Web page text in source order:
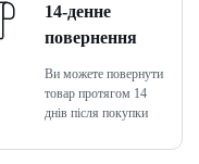
14-денне
повернення
Ви можете повернути
товар протягом 14
днів після покупки